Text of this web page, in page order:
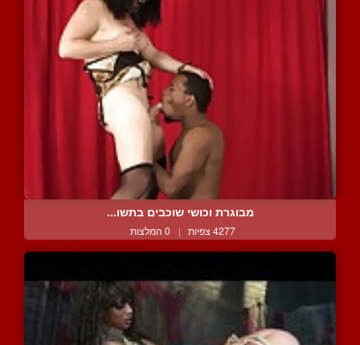
מבוגרת וכושי שוכבים בתשו...
4277 צפיות | 0 המלצות